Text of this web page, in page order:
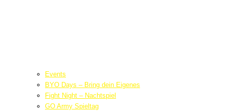
Events
BYO Days – Bring dein Eigenes
Fight Night – Nachtspiel
GO Army Spieltag